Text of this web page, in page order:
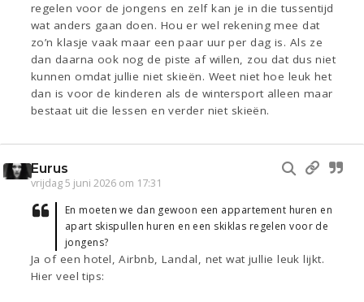
regelen voor de jongens en zelf kan je in die tussentijd
wat anders gaan doen. Hou er wel rekening mee dat
zo’n klasje vaak maar een paar uur per dag is. Als ze
dan daarna ook nog de piste af willen, zou dat dus niet
kunnen omdat jullie niet skieën. Weet niet hoe leuk het
dan is voor de kinderen als de wintersport alleen maar
bestaat uit die lessen en verder niet skieën.
Eurus
vrijdag 5 juni 2026 om 17:31
En moeten we dan gewoon een appartement huren en
apart skispullen huren en een skiklas regelen voor de
jongens?
Ja of een hotel, Airbnb, Landal, net wat jullie leuk lijkt.
Hier veel tips: